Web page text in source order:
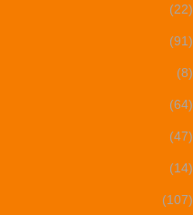
(22)
(91)
(8)
(64)
(47)
(14)
(107)